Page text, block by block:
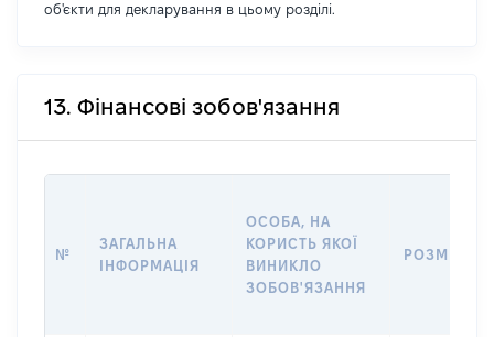
об'єкти для декларування в цьому розділі.
13. Фінансові зобов'язання
№
ЗАГАЛЬНА
ІНФОРМАЦІЯ
ОСОБА, НА
КОРИСТЬ ЯКОЇ
ВИНИКЛО
ЗОБОВ'ЯЗАННЯ
РОЗМІР